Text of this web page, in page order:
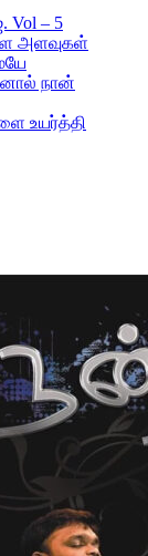
Vol – 5
அளவுகள்
நான்
உயர்த்தி